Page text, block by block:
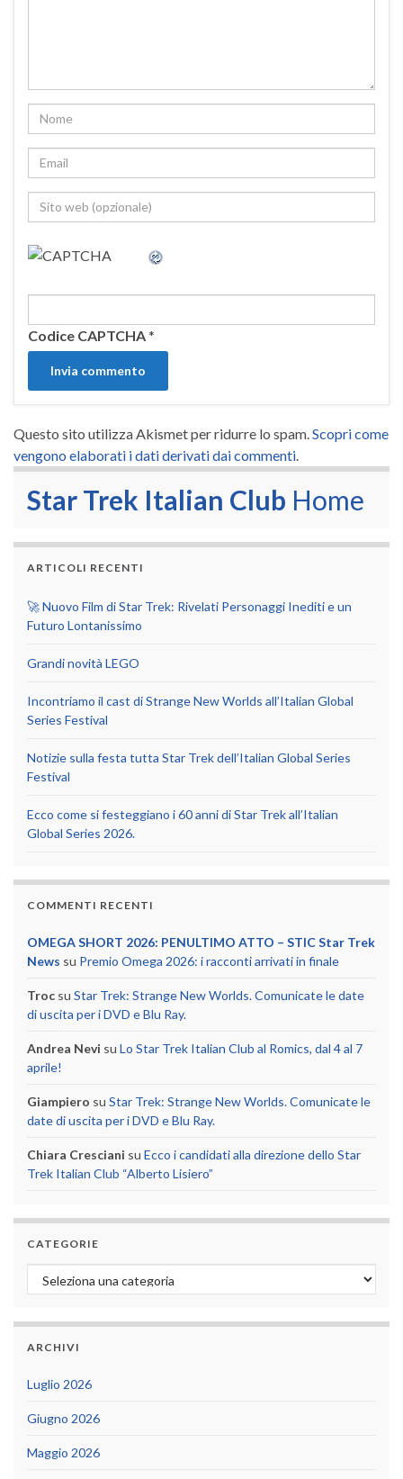
Codice CAPTCHA*
Questo sito utilizza Akismet per ridurre lo spam. Scopri come
vengono elaborati i dati derivati dai commenti
Star Trek Italian Club Home
ARTICOLI RECENTI
🚀 Nuovo Film di Star Trek: Rivelati Personaggi Inediti e un
Futuro Lontanissimo
Grandi novità LEGO
Incontriamo il cast di Strange New Worlds all’Italian Global
Series Festival
Notizie sulla festa tutta Star Trek dell’Italian Global Series
Festival
Ecco come si festeggiano i 60 anni di Star Trek all’Italian
Global Series 2026.
COMMENTI RECENTI
OMEGA SHORT 2026: PENULTIMO ATTO – STIC Star Trek
News su Premio Omega 2026: i racconti arrivati in finale
Troc su Star Trek: Strange New Worlds. Comunicate le date
di uscita per i DVD e Blu Ray.
Andrea Nevi su Lo Star Trek Italian Club al Romics, dal 4 al 7
aprile!
Giampiero su Star Trek: Strange New Worlds. Comunicate le
date di uscita per i DVD e Blu Ray.
Chiara Cresciani su Ecco i candidati alla direzione dello Star
Trek Italian Club “Alberto Lisiero”
CATEGORIE
Categorie
ARCHIVI
Luglio 2026
Giugno 2026
Maggio 2026